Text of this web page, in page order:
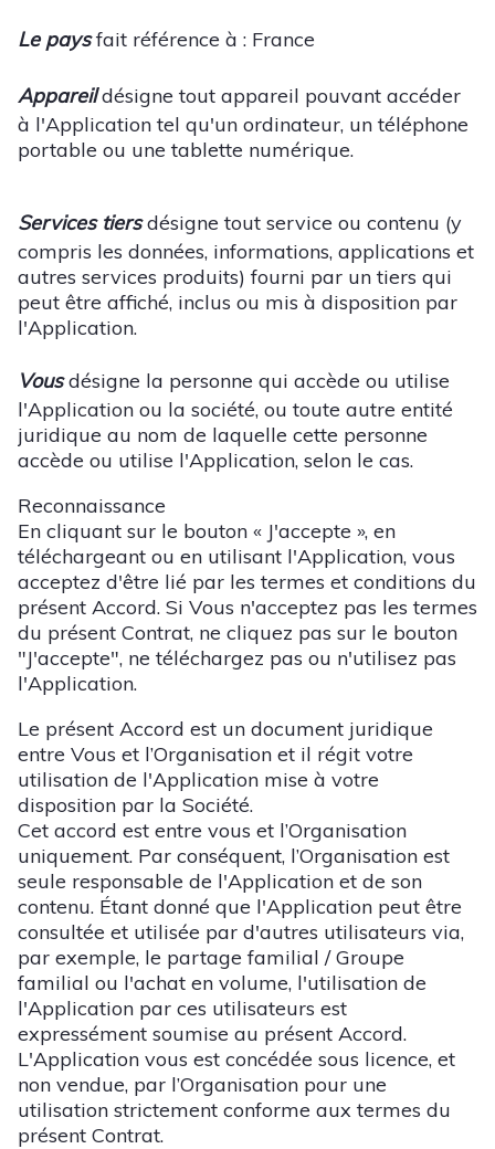
Le paysfait référence à : France
Appareildésigne tout appareil pouvant accéder
à l'Application tel qu'un ordinateur, un téléphone
portable ou une tablette numérique.
Services tiersdésigne tout service ou contenu (y
compris les données, informations, applications et
autres services produits) fourni par un tiers qui
peut être affiché, inclus ou mis à disposition par
l'Application.
Vousdésigne la personne qui accède ou utilise
l'Application ou la société, ou toute autre entité
juridique au nom de laquelle cette personne
accède ou utilise l'Application, selon le cas.
Reconnaissance
En cliquant sur le bouton « J'accepte », en
téléchargeant ou en utilisant l'Application, vous
acceptez d'être lié par les termes et conditions du
présent Accord. Si Vous n'acceptez pas les termes
du présent Contrat, ne cliquez pas sur le bouton
"J'accepte", ne téléchargez pas ou n'utilisez pas
l'Application.
Le présent Accord est un document juridique
entre Vous et l’Organisation et il régit votre
utilisation de l'Application mise à votre
disposition par la Société.
Cet accord est entre vous et l’Organisation
uniquement. Par conséquent, l’Organisation est
seule responsable de l'Application et de son
contenu. Étant donné que l'Application peut être
consultée et utilisée par d'autres utilisateurs via,
par exemple, le partage familial / Groupe
familial ou l'achat en volume, l'utilisation de
l'Application par ces utilisateurs est
expressément soumise au présent Accord.
L'Application vous est concédée sous licence, et
non vendue, par l’Organisation pour une
utilisation strictement conforme aux termes du
présent Contrat.